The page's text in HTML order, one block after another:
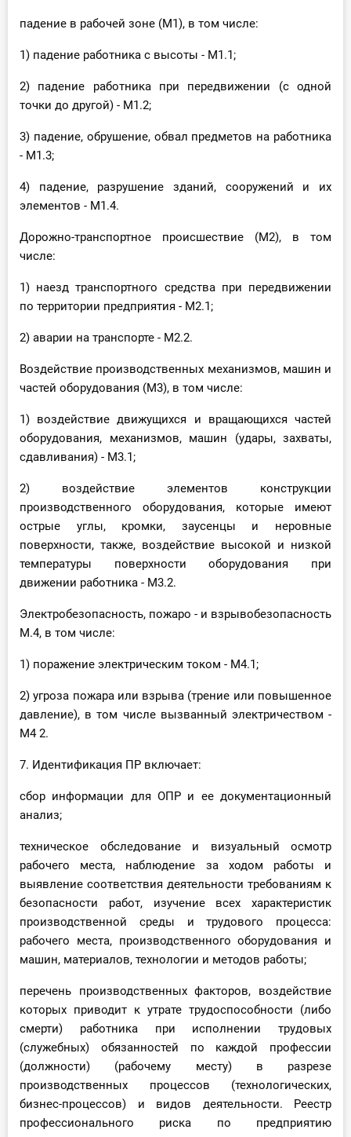
падение в рабочей зоне (М1), в том числе:
1) падение работника с высоты - М1.1;
2) падение работника при передвижении (с одной
точки до другой) - М1.2;
3) падение, обрушение, обвал предметов на работника
- М1.3;
4) падение, разрушение зданий, сооружений и их
элементов - М1.4.
Дорожно-транспортное происшествие (М2), в том
числе:
1) наезд транспортного средства при передвижении
по территории предприятия - М2.1;
2) аварии на транспорте - М2.2.
Воздействие производственных механизмов, машин и
частей оборудования (М3), в том числе:
1) воздействие движущихся и вращающихся частей
оборудования, механизмов, машин (удары, захваты,
сдавливания) - М3.1;
2) воздействие элементов конструкции
производственного оборудования, которые имеют
острые углы, кромки, заусенцы и неровные
поверхности, также, воздействие высокой и низкой
температуры поверхности оборудования при
движении работника - М3.2.
Электробезопасность, пожаро - и взрывобезопасность
М.4, в том числе:
1) поражение электрическим током - М4.1;
2) угроза пожара или взрыва (трение или повышенное
давление), в том числе вызванный электричеством -
М4 2.
7. Идентификация ПР включает:
сбор информации для ОПР и ее документационный
анализ;
техническое обследование и визуальный осмотр
рабочего места, наблюдение за ходом работы и
выявление соответствия деятельности требованиям к
безопасности работ, изучение всех характеристик
производственной среды и трудового процесса:
рабочего места, производственного оборудования и
машин, материалов, технологии и методов работы;
перечень производственных факторов, воздействие
которых приводит к утрате трудоспособности (либо
смерти) работника при исполнении трудовых
(служебных) обязанностей по каждой профессии
(должности) (рабочему месту) в разрезе
производственных процессов (технологических,
бизнес-процессов) и видов деятельности. Реестр
профессионального риска по предприятию